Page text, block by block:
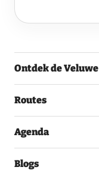
EN
HET
Ontdek de Veluwe
Routes
Agenda
Blogs